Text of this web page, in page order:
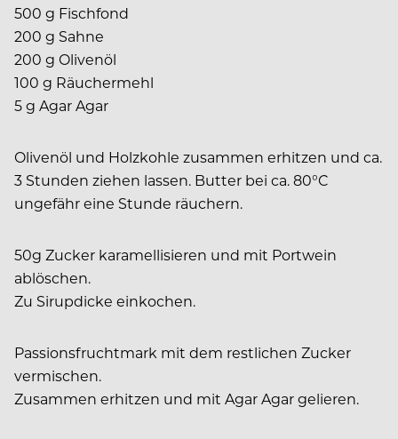
500 g Fischfond
200 g Sahne
200 g Olivenöl
100 g Räuchermehl
5 g Agar Agar
Olivenöl und Holzkohle zusammen erhitzen und ca.
3 Stunden ziehen lassen. Butter bei ca. 80°C
ungefähr eine Stunde räuchern.
50g Zucker karamellisieren und mit Portwein
ablöschen.
Zu Sirupdicke einkochen.
Passionsfruchtmark mit dem restlichen Zucker
vermischen.
Zusammen erhitzen und mit Agar Agar gelieren.